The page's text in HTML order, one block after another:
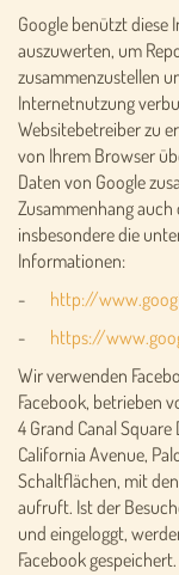
Google benützt diese
auszuwerten, um
zusammenzustellen
Internetnutzung
Websitebetreiber zu
von Ihrem Browser
Daten von Google
Zusammenhang
insbesondere die
Informationen:
- http://
- https://
Wir verwenden
Facebook, betrieben
4 Grand Canal Square
California Avenue,
Schaltflächen, mit
aufruft. Ist der
und eingeloggt,
Facebook